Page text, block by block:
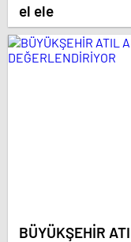
el ele
BÜYÜKŞEHİR